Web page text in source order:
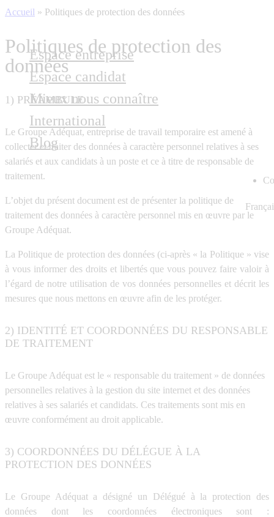
Espace entreprise
Espace candidat
Mieux nous connaître
International
Blog
Accueil » Politiques de protection des données
Politiques de protection des
données
1) PRÉAMBULE
Le Groupe Adéquat, entreprise de travail temporaire est amené à
collecter et traiter des données à caractère personnel relatives à ses
salariés et aux candidats à un poste et ce à titre de responsable de
traitement.
L’objet du présent document est de présenter la politique de
traitement des données à caractère personnel mis en œuvre par le
Groupe Adéquat.
La Politique de protection des données (ci-après « la Politique » vise
à vous informer des droits et libertés que vous pouvez faire valoir à
l’égard de notre utilisation de vos données personnelles et décrit les
mesures que nous mettons en œuvre afin de les protéger.
2) IDENTITÉ ET COORDONNÉES DU RESPONSABLE
DE TRAITEMENT
Le Groupe Adéquat est le « responsable du traitement » de données
personnelles relatives à la gestion du site internet et des données
relatives à ses salariés et candidats. Ces traitements sont mis en
œuvre conformément au droit applicable.
3) COORDONNÉES DU DÉLÉGUE À LA
PROTECTION DES DONNÉES
Le Groupe Adéquat a désigné un Délégué à la protection des
données dont les coordonnées électroniques sont :